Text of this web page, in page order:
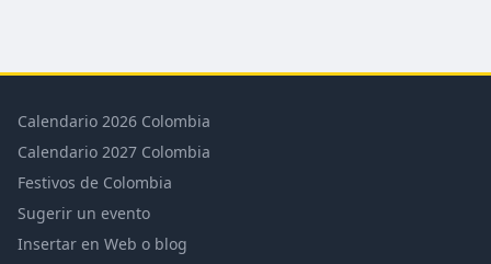
Calendario 2026 Colombia
Calendario 2027 Colombia
Festivos de Colombia
Sugerir un evento
Insertar en Web o blog